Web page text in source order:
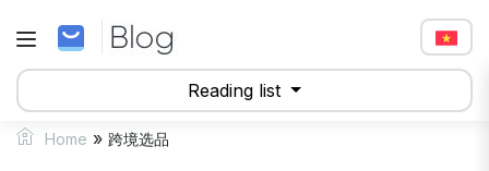
Reading list
Home » 跨境选品